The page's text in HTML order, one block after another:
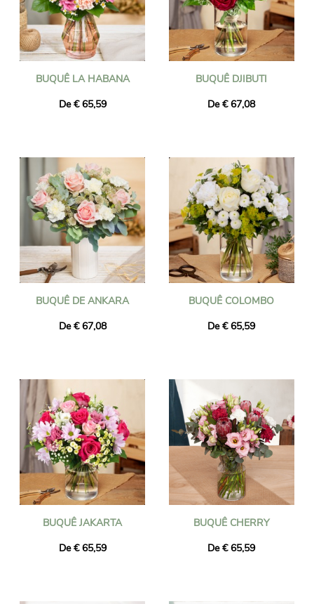
BUQUÊ LA HABANA
De € 65,59
BUQUÊ DJIBUTI
De € 67,08
BUQUÊ DE ANKARA
De € 67,08
BUQUÊ COLOMBO
De € 65,59
BUQUÊ JAKARTA
De € 65,59
BUQUÊ CHERRY
De € 65,59